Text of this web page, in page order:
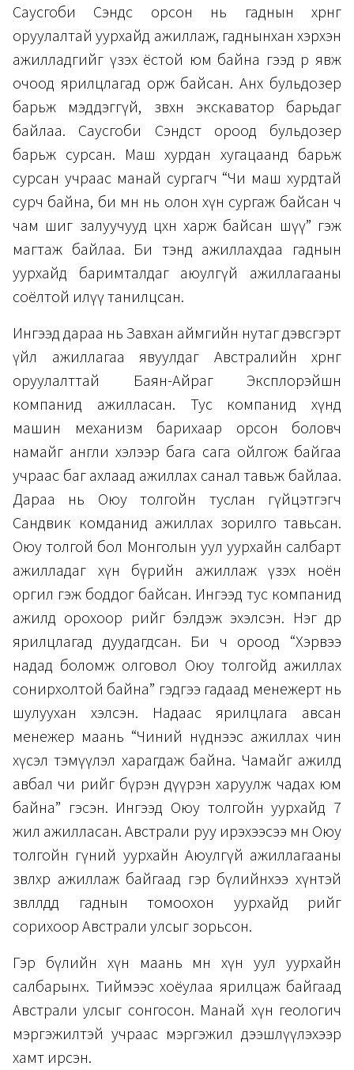
Саусгоби Сэндс орсон нь гаднын хөрөнгө
оруулалтай уурхайд ажиллаж, гаднынхан хэрхэн
ажилладгийг үзэх ёстой юм байна гээд өөрөө явж
очоод ярилцлагад орж байсан. Анх бульдозер
барьж мэддэггүй, зөвхөн экскаватор барьдаг
байлаа. Саусгоби Сэндст ороод бульдозер
барьж сурсан. Маш хурдан хугацаанд барьж
сурсан учраас манай сургагч “Чи маш хурдтай
сурч байна, би өмнө нь олон хүн сургаж байсан ч
чам шиг залуучууд цөөхөн харж байсан шүү” гэж
магтаж байлаа. Би тэнд ажиллахдаа гаднын
уурхайд баримталдаг аюулгүй ажиллагааны
соёлтой илүү танилцсан.
Ингээд дараа нь Завхан аймгийн нутаг дэвсгэрт
үйл ажиллагаа явуулдаг Австралийн хөрөнгө
оруулалттай Баян-Айраг Эксплорэйшн
компанид ажилласан. Тус компанид хүнд
машин механизм барихаар орсон боловч
намайг англи хэлээр бага сага ойлгож байгаа
учраас баг ахлаад ажиллах санал тавьж байлаа.
Дараа нь Оюу толгойн туслан гүйцэтгэгч
Сандвик комданид ажиллах зорилго тавьсан.
Оюу толгой бол Монголын уул уурхайн салбарт
ажилладаг хүн бүрийн ажиллаж үзэх ноён
оргил гэж боддог байсан. Ингээд тус компанид
ажилд орохоор өөрийгөө бэлдэж эхэлсэн. Нэг өдөр
ярилцлагад дуудагдсан. Би ч ороод “Хэрвээ
надад боломж олговол Оюу толгойд ажиллах
сонирхолтой байна” гэдгээ гадаад менежерт нь
шулуухан хэлсэн. Надаас ярилцлага авсан
менежер маань “Чиний нүднээс ажиллах чин
хүсэл тэмүүлэл харагдаж байна. Чамайг ажилд
авбал чи өөрийгөө бүрэн дүүрэн харуулж чадах юм
байна” гэсэн. Ингээд Оюу толгойн уурхайд 7
жил ажилласан. Австрали руу ирэхээсээ өмнө Оюу
толгойн гүний уурхайн Аюулгүй ажиллагааны
зөвлөхөөр ажиллаж байгаад гэр бүлийнхээ хүнтэй
зөвлөлдөөд гаднын томоохон уурхайд өөрийгөө
сорихоор Австрали улсыг зорьсон.
Гэр бүлийн хүн маань мөн хүн уул уурхайн
салбарынх. Тиймээс хоёулаа ярилцаж байгаад
Австрали улсыг сонгосон. Манай хүн геологич
мэргэжилтэй учраас мэргэжил дээшлүүлэхээр
хамт ирсэн.